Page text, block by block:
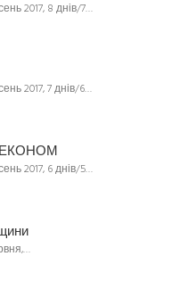
2017, 8 днів/7…
2017, 7 днів/6…
ЕКОНОМ
2017, 6 днів/5…